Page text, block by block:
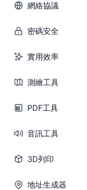
網絡協議
密碼安全
實用效率
測繪工具
PDF工具
音訊工具
3D列印
地址生成器